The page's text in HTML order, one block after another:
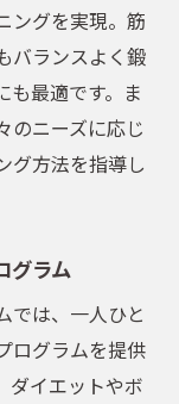
ングを実現。筋
バランスよく鍛
も最適です。ま
のニーズに応じ
グ方法を指導し
グラム
では、一人ひと
ログラムを提供
ダイエットやボ